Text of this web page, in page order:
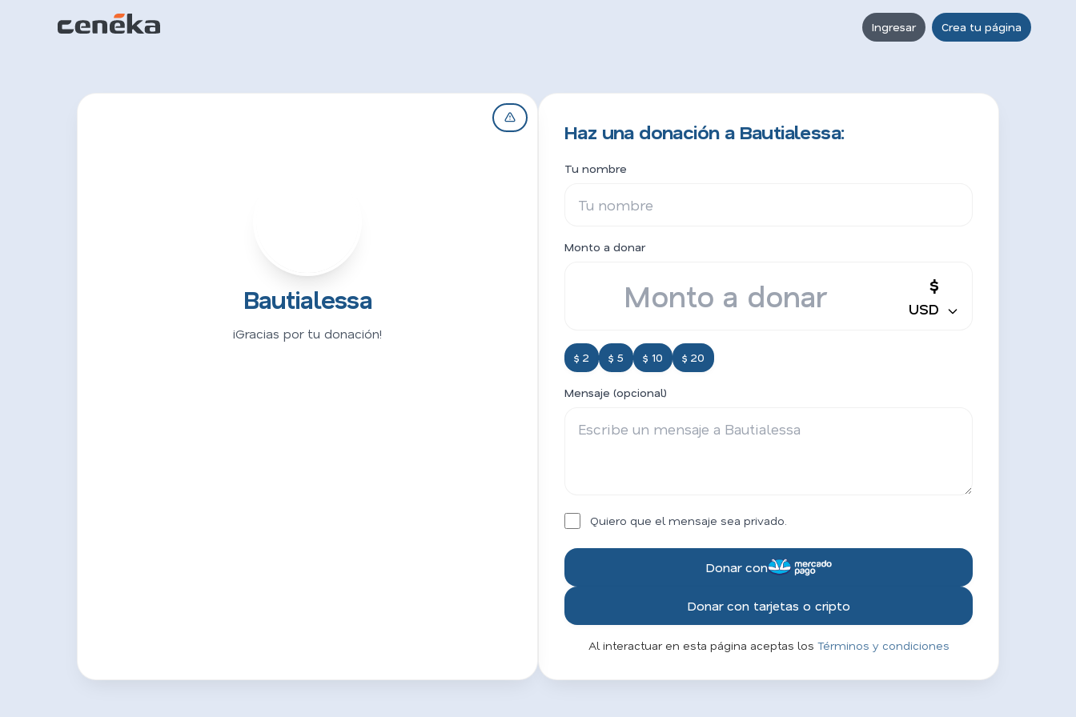
Ingresar Crea tu página
Bautialessa
¡Gracias por tu donación!
Haz una donación a Bautialessa:
Tu nombre
Monto a donar
$
USD
$ 2 $ 5 $ 10 $ 20
Mensaje (opcional)
Quiero que el mensaje sea privado.
Donar con
Donar con tarjetas o cripto
Al interactuar en esta página aceptas los Términos y condiciones